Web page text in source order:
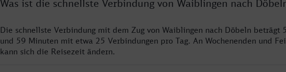
Was ist die schnellste Verbindung von Waiblingen nach
Die schnellste Verbindung mit dem Zug von Waiblingen nach Döbeln beträgt
und 59 Minuten mit etwa 25 Verbindungen pro Tag. An Wochenenden und
kann sich die Reisezeit ändern.